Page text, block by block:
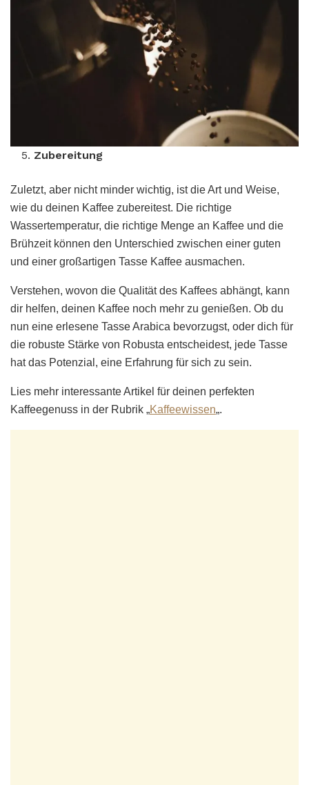
Zubereitung
Zuletzt, aber nicht minder wichtig, ist die Art und Weise,
wie du deinen Kaffee zubereitest. Die richtige
Wassertemperatur, die richtige Menge an Kaffee und die
Brühzeit können den Unterschied zwischen einer guten
und einer großartigen Tasse Kaffee ausmachen.
Verstehen, wovon die Qualität des Kaffees abhängt, kann
dir helfen, deinen Kaffee noch mehr zu genießen. Ob du
nun eine erlesene Tasse Arabica bevorzugst, oder dich für
die robuste Stärke von Robusta entscheidest, jede Tasse
hat das Potenzial, eine Erfahrung für sich zu sein.
Lies mehr interessante Artikel für deinen perfekten
Kaffeegenuss in der Rubrik „Kaffeewissen„.